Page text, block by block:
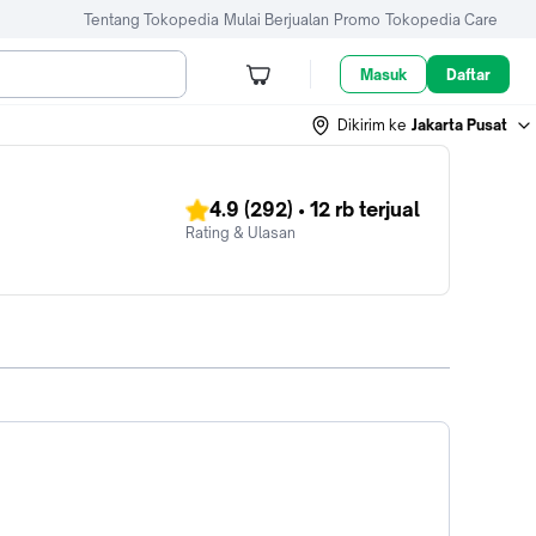
Tentang Tokopedia Mulai Berjualan Promo Tokopedia Care
Masuk Daftar
Dikirim ke Jakarta Pusat
4.9 (292) • 12 rb terjual
Rating & Ulasan